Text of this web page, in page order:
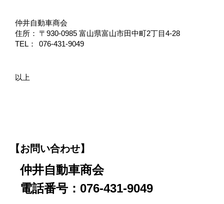
仲井自動車商会
住所： 〒930-0985 富山県富山市田中町2丁目4-28
TEL：
076-431-9049
以上
【お問い合わせ】
仲井自動車商会
電話番号：076-431-9049